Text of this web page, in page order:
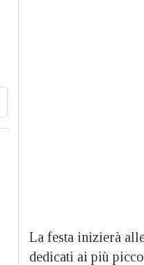
La festa inizierà
dedicati ai più